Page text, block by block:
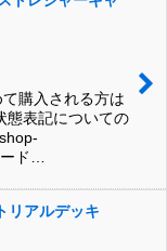
購入される方は
態表記についての
ード…
リアルデッキ